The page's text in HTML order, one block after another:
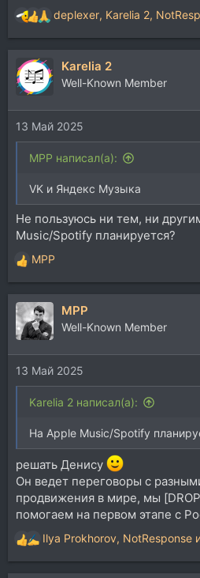
Р
е
а
к
ц
и
и
:
deplexer, Karelia 2,
Karelia 2
Well-Known Member
13 Май 2025
MPP написал(а):
VK и Яндекс Музыка
Не пользуюсь ни тем, ни
Music/Spotify планируется?
Р
е
а
к
ц
и
и
:
MPP
MPP
Well-Known Member
13 Май 2025
Karelia 2 написал(а):
На Apple Music/Spotify
решать Денису
Он ведет переговоры с
продвижения в мире, мы
помогаем на первом этапе с
Р
е
а
Ilya Prokhorov, NotResponse